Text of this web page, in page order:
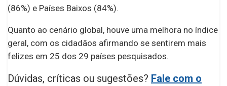
(86%) e Países Baixos (84%).
Quanto ao cenário global, houve uma melhora no índice
geral, com os cidadãos afirmando se sentirem mais
felizes em 25 dos 29 países pesquisados.
Dúvidas, críticas ou sugestões? Fale com o